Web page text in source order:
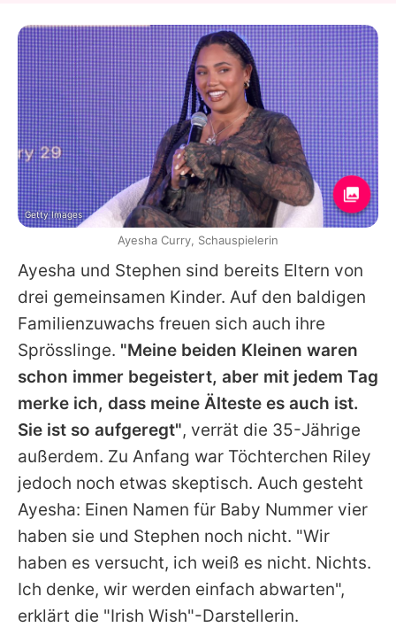
Ayesha und Stephen sind bereits Eltern von
drei gemeinsamen Kinder. Auf den baldigen
Familienzuwachs freuen sich auch ihre
Sprösslinge. "Meine beiden Kleinen waren
schon immer begeistert, aber mit jedem Tag
merke ich, dass meine Älteste es auch ist.
Sie ist so aufgeregt", verrät die 35-Jährige
außerdem. Zu Anfang war Töchterchen Riley
jedoch noch etwas skeptisch. Auch gesteht
Ayesha: Einen Namen für Baby Nummer vier
haben sie und Stephen noch nicht. "Wir
haben es versucht, ich weiß es nicht. Nichts.
Ich denke, wir werden einfach abwarten",
erklärt die "Irish Wish"-Darstellerin.
Getty Images
Ayesha Curry, Schauspielerin